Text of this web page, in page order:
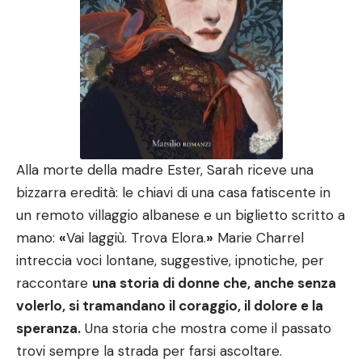
Alla morte della madre Ester, Sarah riceve una
bizzarra eredità: le chiavi di una casa fatiscente in
un remoto villaggio albanese e un biglietto scritto a
mano: «Vai laggiù. Trova Elora.» Marie Charrel
intreccia voci lontane, suggestive, ipnotiche, per
raccontare una storia di donne che, anche senza
volerlo, si tramandano il coraggio, il dolore e la
speranza. Una storia che mostra come il passato
trovi sempre la strada per farsi ascoltare.